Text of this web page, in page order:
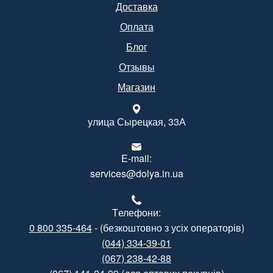
Доставка
Оплата
Блог
Отзывы
Магазин
улица Сырецкая, 33А
E-mail:
services@dolya.in.ua
Tелефони:
0 800 335-464- (безкоштовно з усіх операторів)
(044) 334-39-01
(067) 238-42-88